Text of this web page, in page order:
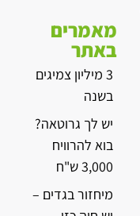
מאמרים
באתר
3 מיליון צמיגים
בשנה
יש לך גרוטאה?
בוא להרוויח
3,000 ש"ח
מיחזור בגדים –